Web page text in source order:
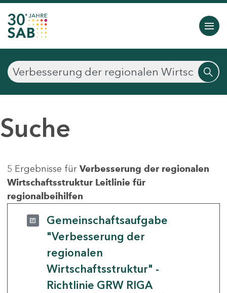
Suche
5 Ergebnisse für Verbesserung der regionalen
Wirtschaftsstruktur Leitlinie für
regionalbeihilfen
Gemeinschaftsaufgabe
"Verbesserung der
regionalen
Wirtschaftsstruktur" -
Richtlinie GRW RIGA